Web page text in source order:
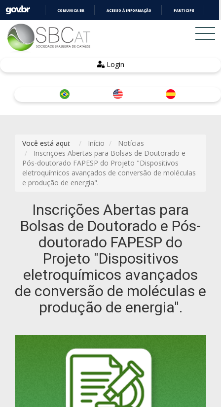
COMUNICA BR ACESSO À INFORMAÇÃO PARTICIPE
Login
Você está aqui: Início
Notícias
Inscrições Abertas para Bolsas de Doutorado e
Pós-doutorado FAPESP do Projeto "Dispositivos
eletroquímicos avançados de conversão de moléculas
e produção de energia".
Inscrições Abertas para
Bolsas de Doutorado e Pós-
doutorado FAPESP do
Projeto "Dispositivos
eletroquímicos avançados
de conversão de moléculas e
produção de energia".